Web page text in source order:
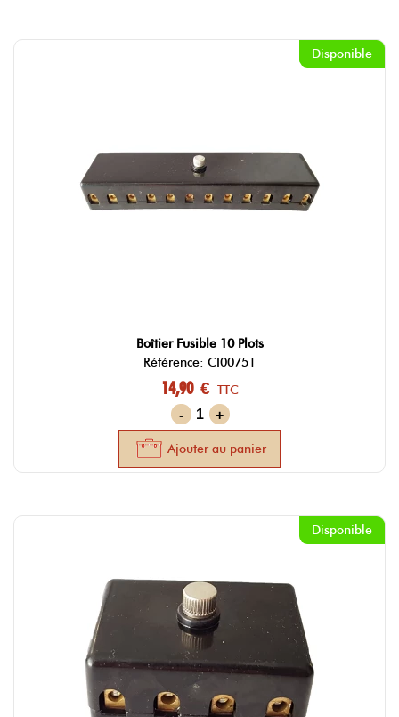
Disponible
Boîtier Fusible 10 Plots
Référence: CI00751
14,90 € TTC
-
+
Ajouter au panier
Disponible